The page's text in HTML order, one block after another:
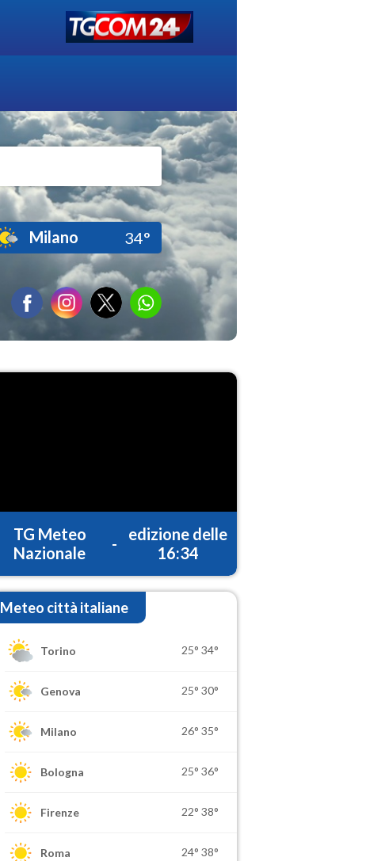
Milano 34°
TG Meteo
Nazionale
-
edizione delle
16:34
Meteo città italiane
Torino 25° 34°
Genova 25° 30°
Milano 26° 35°
Bologna 25° 36°
Firenze 22° 38°
Roma 24° 38°